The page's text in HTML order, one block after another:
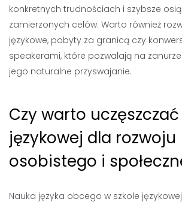
konkretnych trudnościach i szybsze
zamierzonych celów. Warto również
językowe, pobyty za granicą czy
speakerami, które pozwalają na
jego naturalne przyswajanie.
Czy warto uczęszczać
językowej dla rozwoju
osobistego i
Nauka języka obcego w szkole